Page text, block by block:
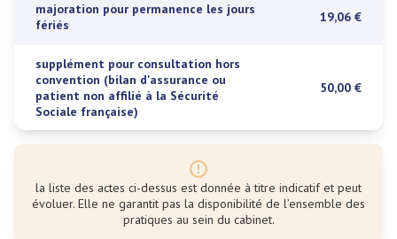
majoration pour permanence les jours
fériés
19,06 €
supplément pour consultation hors
convention (bilan d'assurance ou
patient non affilié à la Sécurité
Sociale française)
50,00 €
la liste des actes ci-dessus est donnée à titre indicatif et peut
évoluer. Elle ne garantit pas la disponibilité de l’ensemble des
pratiques au sein du cabinet.